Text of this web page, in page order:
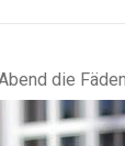
die